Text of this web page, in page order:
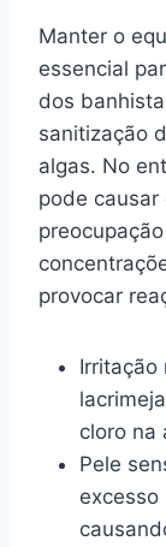
Manter o
essencial
dos
sanitização
algas. No
pode causar
provocar
Irritação
cloro na
Pele
excesso